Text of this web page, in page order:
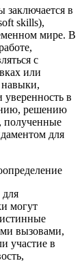
заключается в
skills),
мире. В
с
или
навыки,
уверенность в
решению
полученные
для
для
могут
вызовами,
участие в